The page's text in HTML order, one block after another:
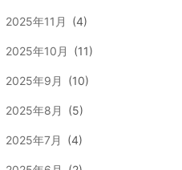
2025年11月 (4)
2025年10月 (11)
2025年9月 (10)
2025年8月 (5)
2025年7月 (4)